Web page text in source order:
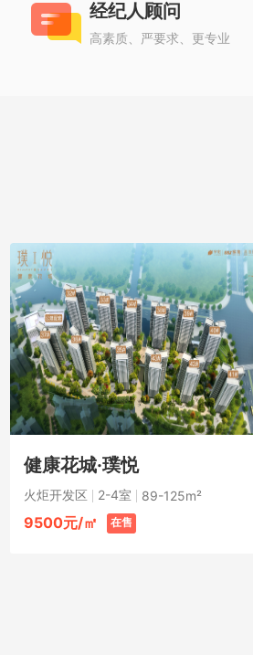
经纪人顾问
高素质、严要求、更专业
健康花城·璞悦
火炬开发区 2-4室 89-125m²
9500元/㎡ 在售